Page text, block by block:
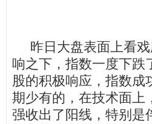
昨日大盘表面上看戏
响之下，指数一度下跌
股的积极响应，指数成
期少有的，在技术面上
强收出了阳线，特别是